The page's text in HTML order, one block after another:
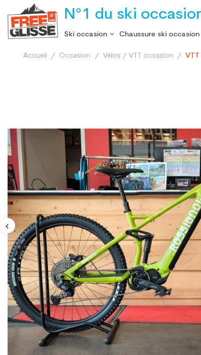
N°1 du ski
Ski occasion Chaussure ski occasion
Accueil Occasion Vélos / VTT occasion